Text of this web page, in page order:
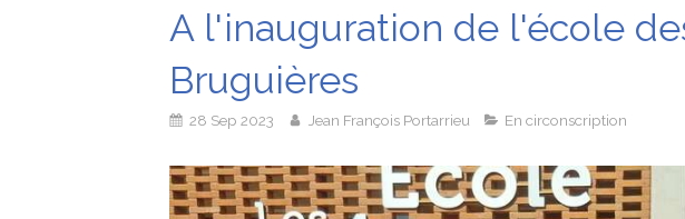
A l'inauguration de l'école
Bruguières
28 Sep 2023 Jean François Portarrieu En circonscription